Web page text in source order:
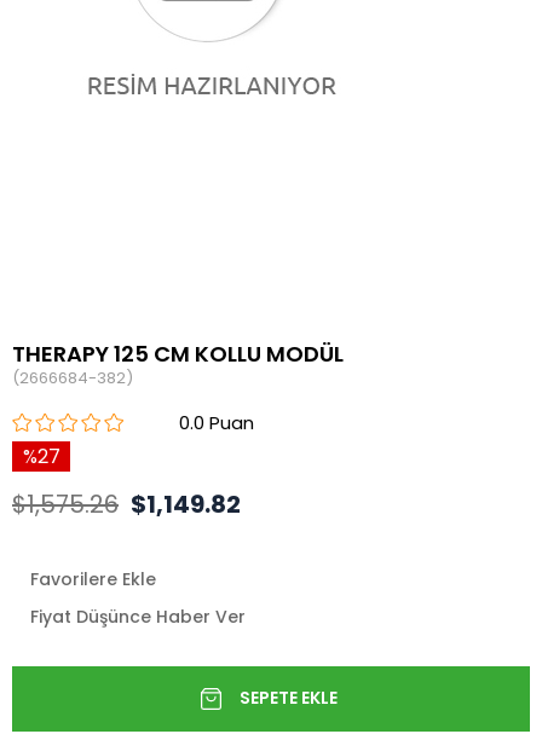
THERAPY 125 CM KOLLU MODÜL
(2666684-382)
0.0
27
$1,575.26 $1,149.82
Favorilere Ekle
Fiyat Düşünce Haber Ver